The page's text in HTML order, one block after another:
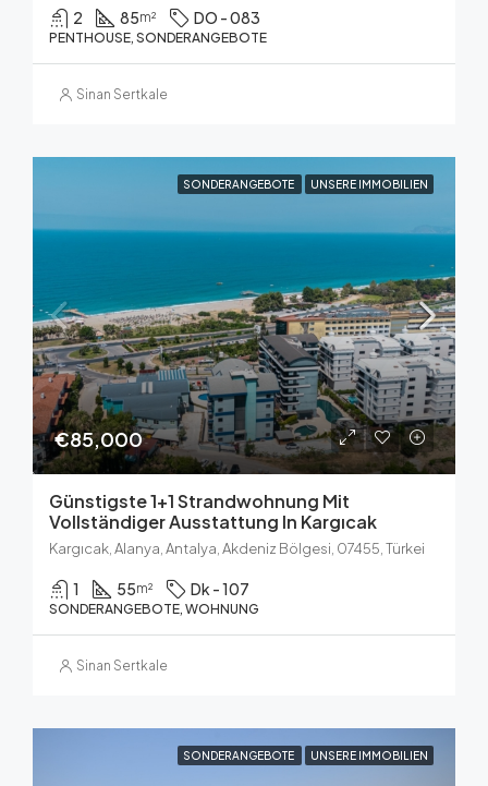
2 85m² DO - 083
PENTHOUSE, SONDERANGEBOTE
Sinan Sertkale
SONDERANGEBOTE UNSERE IMMOBILIEN
€85,000
Günstigste 1+1 Strandwohnung Mit
Vollständiger Ausstattung In Kargıcak
Kargıcak, Alanya, Antalya, Akdeniz Bölgesi, 07455, Türkei
1 55m² Dk - 107
SONDERANGEBOTE, WOHNUNG
Sinan Sertkale
SONDERANGEBOTE UNSERE IMMOBILIEN